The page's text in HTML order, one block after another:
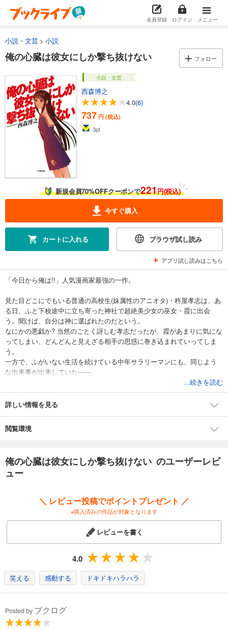
会員登録 ログイン メニュー
小説・文芸 小説
俺の心臓は彼女にしか撃ち抜けない フォロー
小説・文芸
西森博之
4.0(6)
737 円 (税込)
3pt
新規会員70%OFFクーポンで221円(税込)
今すぐ購入
カートに入れる ブラウザ試し読み
アプリ試し読みはこちら
「今日から俺は!!」人気漫画家最強の一作。
見た目どこにでもいる普通の高校生(妹属性のアニオタ)・杵屋孝志は、あ
る日、ふと下校途中に立ち寄った神社で超絶美少女の巫女・霞に出会
う。聞けば、自分は神に選ばれたのだという。
なにかの悪戯か? 当然のごとく訝しむ孝志だったが、霞があまりに気にな
ってしまい、どんどんと見えざる相手の思惑に巻き込まれていってしま
う。
一方で、ふがいない生活を続けている中年サラリーマンにも、同じよう
な出来事が出来していた――。
...続きを読む
詳しい情報を見る
閲覧環境
俺の心臓は彼女にしか撃ち抜けない のユーザーレビ
ュー
＼ レビュー投稿でポイントプレゼント ／
※購入済みの作品が対象となります
レビューを書く
4.0
笑える 感動する ドキドキハラハラ
Posted by ブクログ